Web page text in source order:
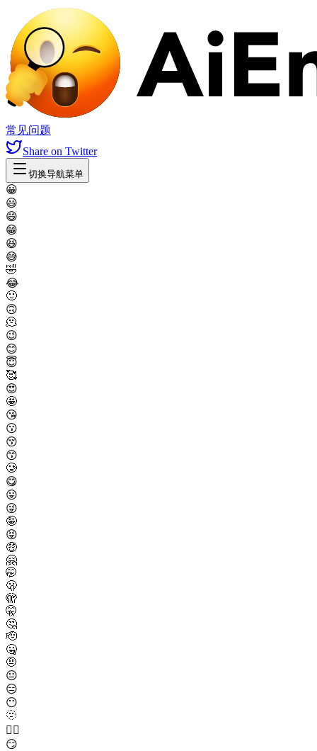
常见问题
Share on Twitter
切换导航菜单
😀
😃
😄
😁
😆
😅
🤣
😂
🙂
🙃
🫠
😉
😊
😇
🥰
😍
🤩
😘
😗
😚
😙
🥲
😋
😛
😜
🤪
😝
🤑
🤗
🤭
🫢
🫣
🤫
🤔
🫡
🤐
🤨
😐
😑
😶
🫥
😶‍🌫️
😏